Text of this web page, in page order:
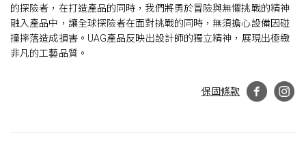
的探險者，在打造產品的同時，我們將勇於冒險與無懼挑戰的精神
融入產品中，讓全球探險者在面對挑戰的同時，無須擔心設備因碰
撞摔落造成損害。UAG產品反映出設計師的獨立精神，展現出極緻
非凡的工藝品質。
保固條款